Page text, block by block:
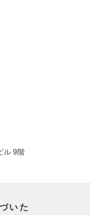
ル 9階
いた